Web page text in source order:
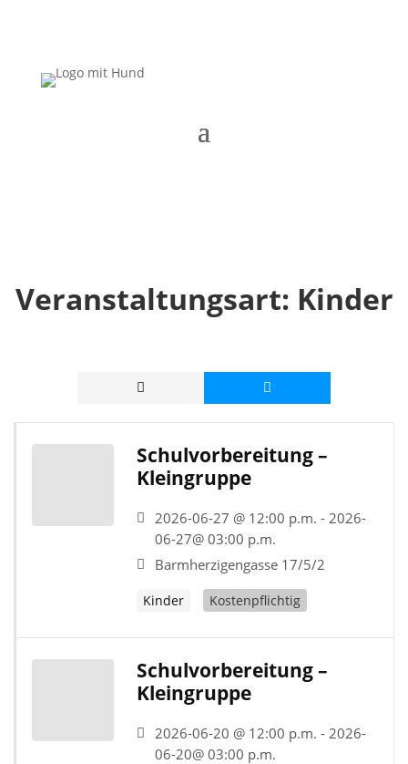
Veranstaltungsart: Kinder
Schulvorbereitung –
Kleingruppe
2026-06-27 @ 12:00 p.m. - 2026-
06-27@ 03:00 p.m.
Barmherzigengasse 17/5/2
Kinder Kostenpflichtig
Schulvorbereitung –
Kleingruppe
2026-06-20 @ 12:00 p.m. - 2026-
06-20@ 03:00 p.m.